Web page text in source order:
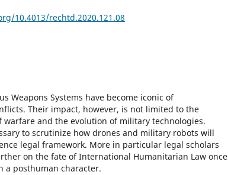
10.4013/rechtd.2020.121.08
Weapons Systems have become iconic of
Their impact, however, is not limited to the
and the evolution of military technologies.
to scrutinize how drones and military robots will
legal framework. More in particular legal scholars
on the fate of International Humanitarian Law once
a posthuman character.